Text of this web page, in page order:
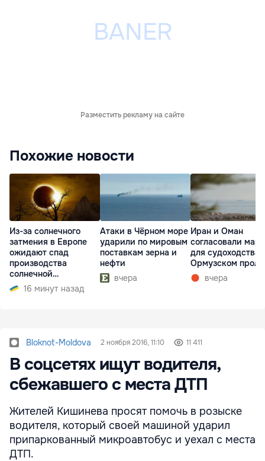
Разместить рекламу на сайте
Похожие новости
Из-за солнечного
затмения в Европе
ожидают спад
производства
солнечной
электроэнергии
16 минут назад
Атаки в Чёрном море
ударили по мировым
поставкам зерна и
нефти
вчера
Иран и Оман
согласовали
для судоходства
Ормузском
вчера
Bloknot-Moldova 2 ноября 2016, 11:10 11 411
В соцсетях ищут водителя,
сбежавшего с места ДТП
Жителей Кишинева просят помочь в розыске
водителя, который своей машиной ударил
припаркованный микроавтобус и уехал с места
ДТП.